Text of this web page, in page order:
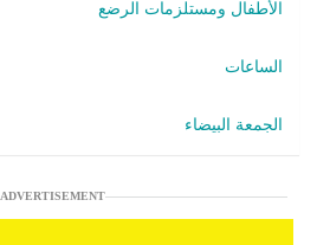
الأطفال ومستلزمات الرضع
الساعات
الجمعة البيضاء
ADVERTISEMENT